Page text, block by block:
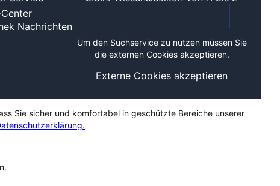
Nachrichten
Um den Suchservice zu nutzen müssen Sie
die externen Cookies akzeptieren.
Externe Cookies akzeptieren
Sie sicher und komfortabel in geschützte Bereiche unserer